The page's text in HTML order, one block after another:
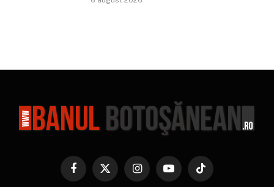
Facebook
X
InstagramYouTubeTikTok